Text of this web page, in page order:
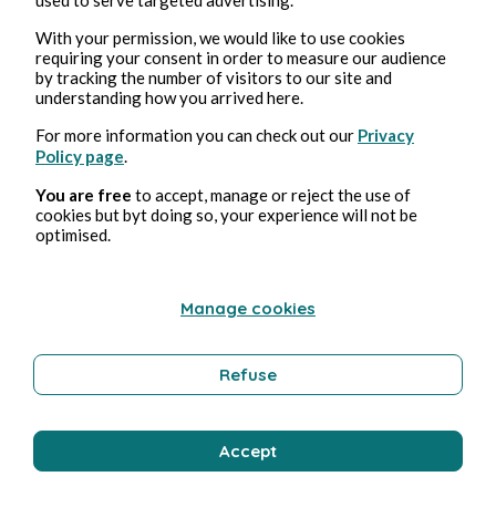
4 ago 2026minuti di lettura
Clitoris
Erotica
Bernard Ducosson
With your permission, we would like to use cookies
requiring your consent in order to measure our audience
by tracking the number of visitors to our site and
understanding how you arrived here.
For more information you can check out our Privacy
Policy page
You are free to accept, manage or reject the use of
cookies but byt doing so, your experience will not be
optimised.
Manage cookies
Refuse
Accept